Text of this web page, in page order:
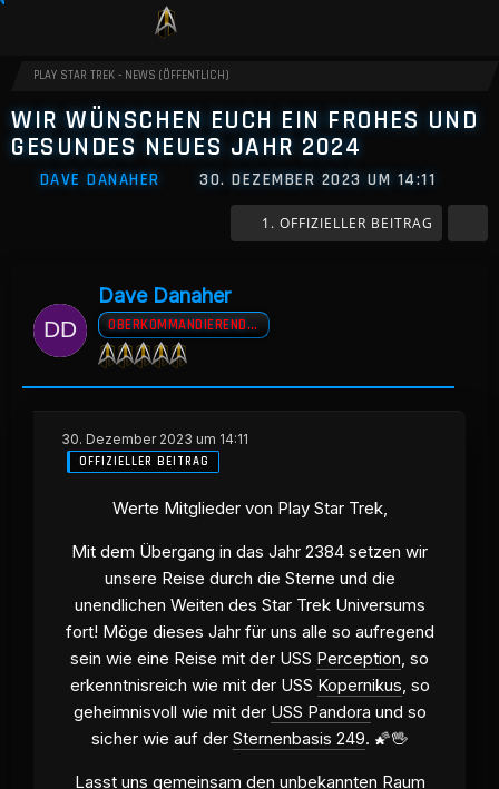
PLAY STAR TREK - NEWS (ÖFFENTLICH)
WIR WÜNSCHEN EUCH EIN FROHES UND
GESUNDES NEUES JAHR 2024
DAVE DANAHER 30. DEZEMBER 2023 UM 14:11
1. OFFIZIELLER BEITRAG
Dave Danaher
OBERKOMMANDIERENDER A.D
30. Dezember 2023 um 14:11
OFFIZIELLER BEITRAG
Werte Mitglieder von Play Star Trek,
Mit dem Übergang in das Jahr 2384 setzen wir
unsere Reise durch die Sterne und die
unendlichen Weiten des Star Trek Universums
fort! Möge dieses Jahr für uns alle so aufregend
sein wie eine Reise mit der USS Perception, so
erkenntnisreich wie mit der USS Kopernikus, so
geheimnisvoll wie mit der USS Pandora und so
sicher wie auf der Sternenbasis 249. 🌠🖖
Lasst uns gemeinsam den unbekannten Raum